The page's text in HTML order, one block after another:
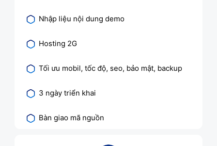
Nhập liệu nội dung demo
Hosting 2G
Tối ưu mobil, tốc độ, seo, bảo mật, backup
3 ngày triển khai
Bàn giao mã nguồn